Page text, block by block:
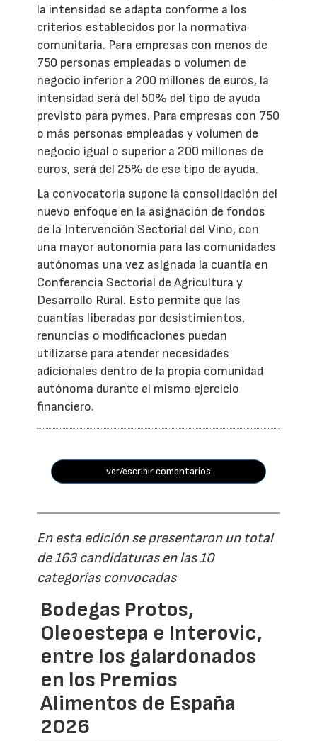
la intensidad se adapta conforme a los
criterios establecidos por la normativa
comunitaria. Para empresas con menos de
750 personas empleadas o volumen de
negocio inferior a 200 millones de euros, la
intensidad será del 50% del tipo de ayuda
previsto para pymes. Para empresas con 750
o más personas empleadas y volumen de
negocio igual o superior a 200 millones de
euros, será del 25% de ese tipo de ayuda.
La convocatoria supone la consolidación del
nuevo enfoque en la asignación de fondos
de la Intervención Sectorial del Vino, con
una mayor autonomía para las comunidades
autónomas una vez asignada la cuantía en
Conferencia Sectorial de Agricultura y
Desarrollo Rural. Esto permite que las
cuantías liberadas por desistimientos,
renuncias o modificaciones puedan
utilizarse para atender necesidades
adicionales dentro de la propia comunidad
autónoma durante el mismo ejercicio
financiero.
ver/escribir comentarios
En esta edición se presentaron un total
de 163 candidaturas en las 10
categorías convocadas
Bodegas Protos,
Oleoestepa e Interovic,
entre los galardonados
en los Premios
Alimentos de España
2026